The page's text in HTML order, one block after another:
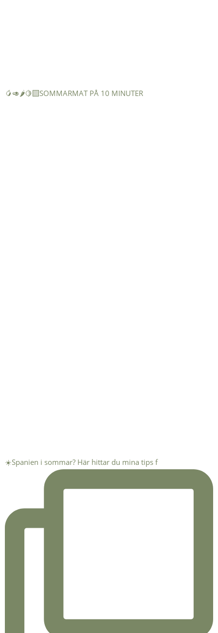
🥭🥑🌶️🍋‍🟩SOMMARMAT PÅ 10 MINUTER
☀️Spanien i sommar? Här hittar du mina tips f